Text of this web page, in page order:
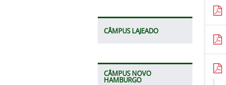
CÂMPUS LAJEADO
CÂMPUS NOVO
HAMBURGO